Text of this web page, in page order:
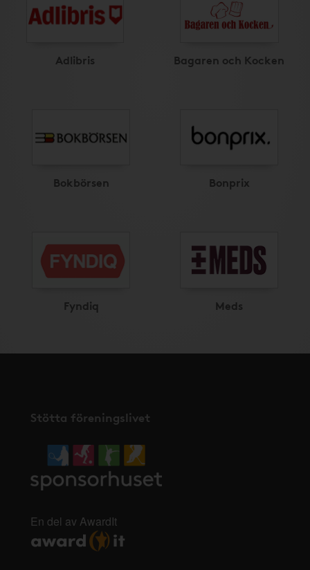
Adlibris Bagaren och Kocken
Bokbörsen Bonprix
Fyndiq Meds
Stötta föreningslivet
En del av AwardIt